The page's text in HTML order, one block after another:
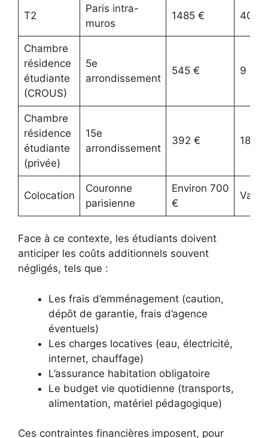
T2
Paris intra-
muros
1485 € 40
Chambre
résidence
étudiante
(CROUS)
5e
arrondissement
545 € 9 m²
Chambre
résidence
étudiante
(privée)
15e
arrondissement
392 € 18 m²
Colocation
Couronne
parisienne
Environ 700
€
Face à ce contexte, les étudiants doivent
anticiper les coûts additionnels souvent
négligés, tels que :
Les frais d’emménagement (caution,
dépôt de garantie, frais d’agence
éventuels)
Les charges locatives (eau, électricité,
internet, chauffage)
L’assurance habitation obligatoire
Le budget vie quotidienne (transports,
alimentation, matériel pédagogique)
Ces contraintes financières imposent, pour